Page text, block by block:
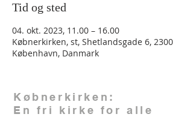
Tid og sted
04. okt. 2023, 11.00 – 16.00
Købnerkirken, st, Shetlandsgade 6, 2300
København, Danmark
Købnerkirken:
En fri kirke for alle